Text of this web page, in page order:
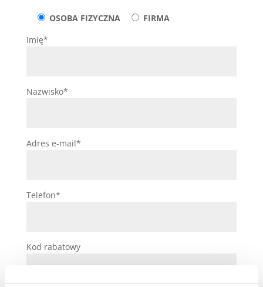
OSOBA FIZYCZNA
FIRMA
Imię*
Nazwisko*
Adres e-mail*
Telefon*
Kod rabatowy